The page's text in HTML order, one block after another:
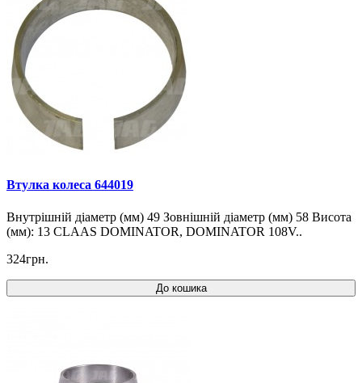
Втулка колеса 644019
Внутрішній діаметр (мм) 49 Зовнішній діаметр (мм) 58 Висота
(мм): 13 CLAAS DOMINATOR, DOMINATOR 108V..
324грн.
До кошика